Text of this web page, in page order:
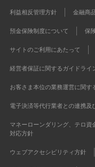
利益相反管理方針 金融商
預金保険制度について 保
サイトのご利用にあたって
経営者保証に関するガイドライ
お客さま本位の業務運営に関す
電子決済等代行業者との連携及
マネーローンダリング、テロ
対応方針
ウェブアクセシビリティ方針